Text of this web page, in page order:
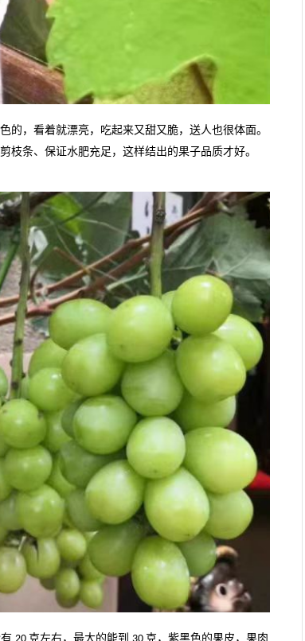
的，看着就漂亮，吃起来又甜又脆，送人也很体面。
枝条、保证水肥充足，这样结出的果子品质才好。
克左右，最大的能到 克，紫黑色的果皮，果肉